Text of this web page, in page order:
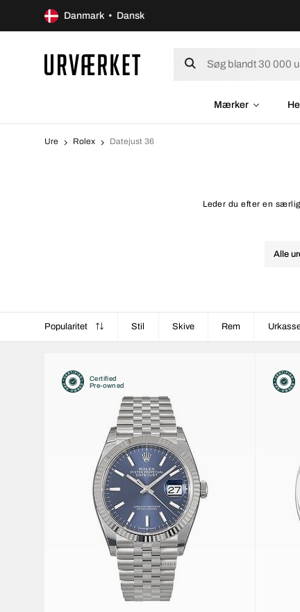
Danmark • Dansk
Mærker
Ure Rolex Datejust 36
Leder du efter en
Alle
Popularitet Stil Skive Rem
Certified
Pre-owned